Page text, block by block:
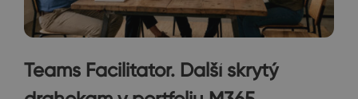
Teams Facilitator. Další skrytý